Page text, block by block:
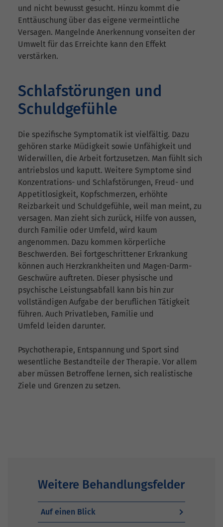
und nicht bewusst gesucht. Hinzu kommt die
Enttäuschung über das eigene vermeintliche
Versagen. Mangelnde Anerkennung vonseiten der
Umwelt für das Erreichte kann den Effekt
verstärken.
Schlafstörungen und
Schuldgefühle
Die spezifische Symptomatik ist vielfältig. Dazu
gehören starke Müdigkeit sowie Unfähigkeit und
Widerwillen, die Arbeit fortzusetzen. Man fühlt sich
antriebslos und kaputt. Weitere Symptome sind
Konzentrations- und Schlafstörungen, Freud- und
Appetitlosigkeit, Kopfschmerzen, erhöhte
Reizbarkeit und Schuldgefühle, weil man meint, zu
versagen. Man zieht sich zurück, Hilfe von aussen,
durch Familie oder Umfeld, wird kaum
angenommen. Dazu kommen körperliche
Beschwerden. Bei fortgeschrittener Erkrankung
können auch Herzkrankheiten und Magen-Darm-
Geschwüre auftreten. Dieser physische und
psychische Leistungsabfall kann bis hin zur
vollständigen Aufgabe der beruflichen Tätigkeit
führen. Auch Privatleben, Familie und
Umfeld leiden darunter.
Psychotherapie, Entspannung und Sport sind
wesentliche Bestandteile der Therapie. Vor allem
aber müssen Betroffene lernen, sich realistische
Ziele und Grenzen zu setzen.
Weitere Behandlungsfelder
Auf einen Blick